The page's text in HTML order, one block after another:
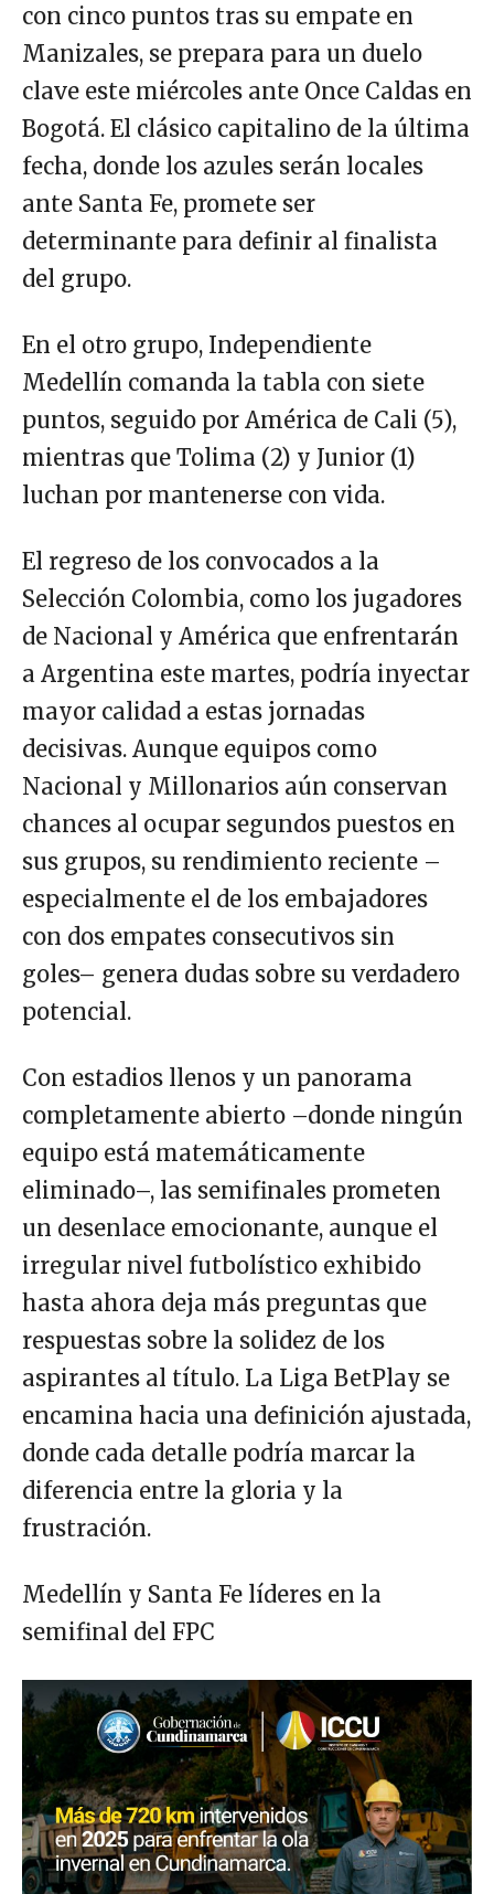
con cinco puntos tras su empate en
Manizales, se prepara para un duelo
clave este miércoles ante Once Caldas en
Bogotá. El clásico capitalino de la última
fecha, donde los azules serán locales
ante Santa Fe, promete ser
determinante para definir al finalista
del grupo.
En el otro grupo, Independiente
Medellín comanda la tabla con siete
puntos, seguido por América de Cali (5),
mientras que Tolima (2) y Junior (1)
luchan por mantenerse con vida.
El regreso de los convocados a la
Selección Colombia, como los jugadores
de Nacional y América que enfrentarán
a Argentina este martes, podría inyectar
mayor calidad a estas jornadas
decisivas. Aunque equipos como
Nacional y Millonarios aún conservan
chances al ocupar segundos puestos en
sus grupos, su rendimiento reciente –
especialmente el de los embajadores
con dos empates consecutivos sin
goles– genera dudas sobre su verdadero
potencial.
Con estadios llenos y un panorama
completamente abierto –donde ningún
equipo está matemáticamente
eliminado–, las semifinales prometen
un desenlace emocionante, aunque el
irregular nivel futbolístico exhibido
hasta ahora deja más preguntas que
respuestas sobre la solidez de los
aspirantes al título. La Liga BetPlay se
encamina hacia una definición ajustada,
donde cada detalle podría marcar la
diferencia entre la gloria y la
frustración.
Medellín y Santa Fe líderes en la
semifinal del FPC